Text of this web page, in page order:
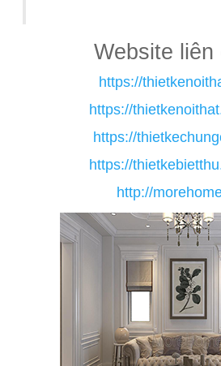
Website liên
https://
https://
https://
https://
http://